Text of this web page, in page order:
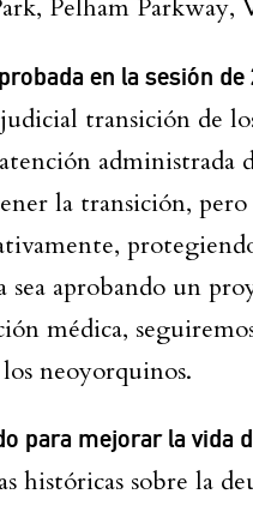
Pelham
en la sesión
transición de
la transición,
sea aprobando un
médica,
neoyorquinos.
para mejorar la vida
históricas sobre la